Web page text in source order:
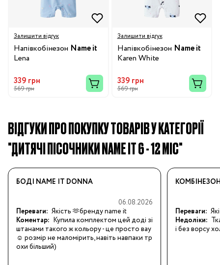
Залишити відгук
Напівкобінезон Name it
Lena
339 грн
569 грн
Залишити відгук
Напівкобінезон Name it
Karen White
339 грн
569 грн
ВІДГУКИ ПРО ПОКУПКУ ТОВАРІВ У КАТЕГОРІЇ
"ДИТЯЧІ ПІСОЧНИКИ NAME IT 6 - 12 МІС"
БОДІ NAME IT DONNA
06.08.2026
Переваги: Якість 🫶бренду name it
Коментар: Купила комплектом цей доді зі
штанами такого ж кольору - це просто вау
☺️ розмір не маломірить, навіть навпаки тр
охи більший)
КОМБІНЕЗОН
Переваги:
Недоліки:
і без ворсу